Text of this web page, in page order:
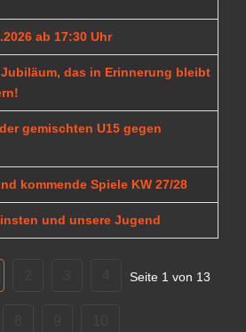
ab 17:30 Uhr
Jubiläum, das in Erinnerung bleibt
gemischten U15 gegen
kommende Spiele KW 27/28
und unsere Jugend
Seite 1 von 13